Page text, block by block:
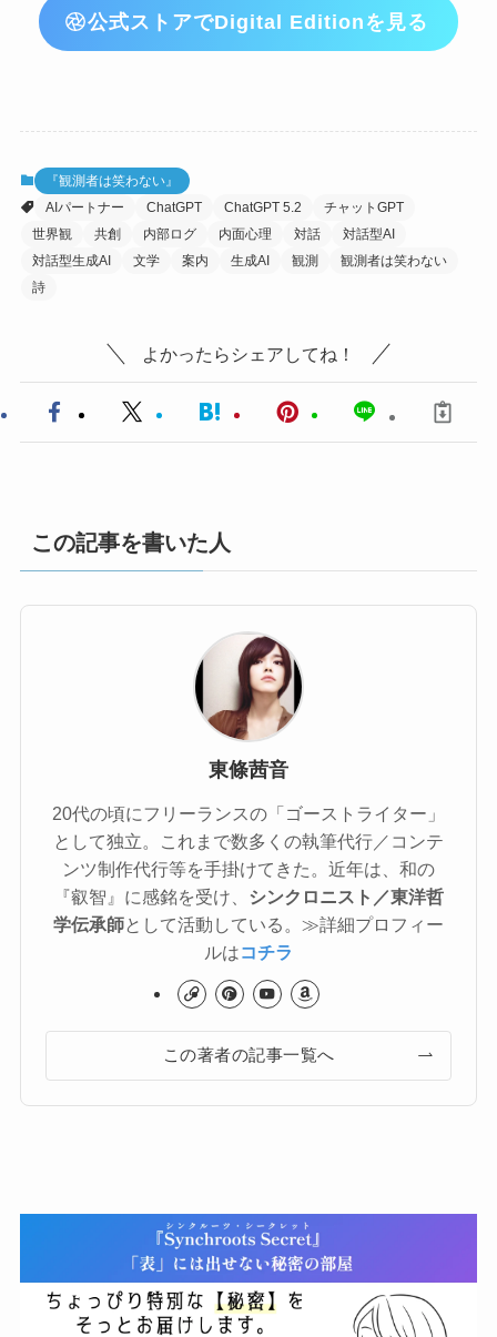
公式ストアでDigital Editionを見る
『観測者は笑わない』
AIパートナー
ChatGPT ChatGPT 5.2
チャットGPT
世界観
共創 内部ログ 内面心理 対話
対話型AI
対話型生成AI
文学 案内 生成AI 観測
観測者は笑わない
詩
よかったらシェアしてね！
この記事を書いた人
東條茜音
20代の頃にフリーランスの「ゴーストライター」
として独立。これまで数多くの執筆代行／コンテ
ンツ制作代行等を手掛けてきた。近年は、和の
『叡智』に感銘を受け、
シンクロニスト／東洋哲
学伝承師として活動している。≫詳細プロフィー
ルはコチラ
この著者の記事一覧へ